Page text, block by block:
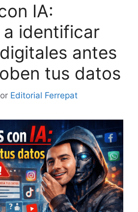
IA:
a identificar
antes
tus datos
Editorial Ferrepat